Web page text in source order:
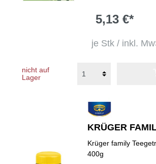
5,13 €*
je Stk / inkl.
nicht auf
Lager
KRÜGER
Krüger family
400g